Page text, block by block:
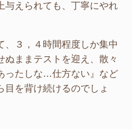
与えられても、丁寧にやれ
、３，４時間程度しか集中
ぬままテストを迎え、散々
ったしな…仕方ない』など
目を背け続けるのでしょ